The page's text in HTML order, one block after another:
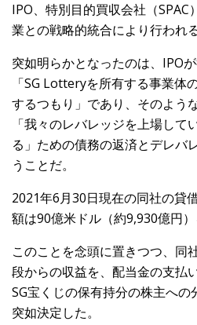
IPO、特別目的買収会社（
業との戦略的統合により行われ
突如明らかとなったのは、IPO
「SG Lotteryを所有する事業体
するつもり」であり、そのよう
「我々のレバレッジを上場して
る」ための債務の返済とデレバ
うことだ。
2021年6月30日現在の同社の貸
額は90億米ドル（約9,930億円）
このことを念頭に置きつつ、同
段からの収益を、配当金の支払
SG宝くじの保有持分の株主への
突如決定した。